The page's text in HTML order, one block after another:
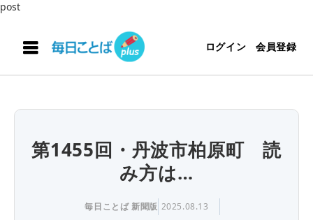
post
ログイン 会員登録
第1455回・丹波市柏原町 読
み方は…
毎日ことば 新聞版 2025.08.13